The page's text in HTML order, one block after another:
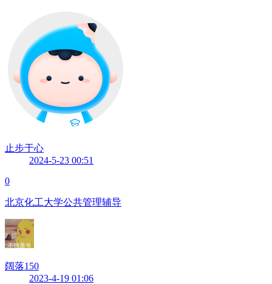
止步于心
2024-5-23 00:51
0
北京化工大学公共管理辅导
阔落150
2023-4-19 01:06